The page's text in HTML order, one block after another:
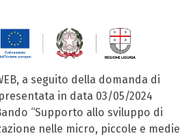
a seguito della domanda di
in data 03/05/2024
“Supporto allo sviluppo di
nelle micro, piccole e medie